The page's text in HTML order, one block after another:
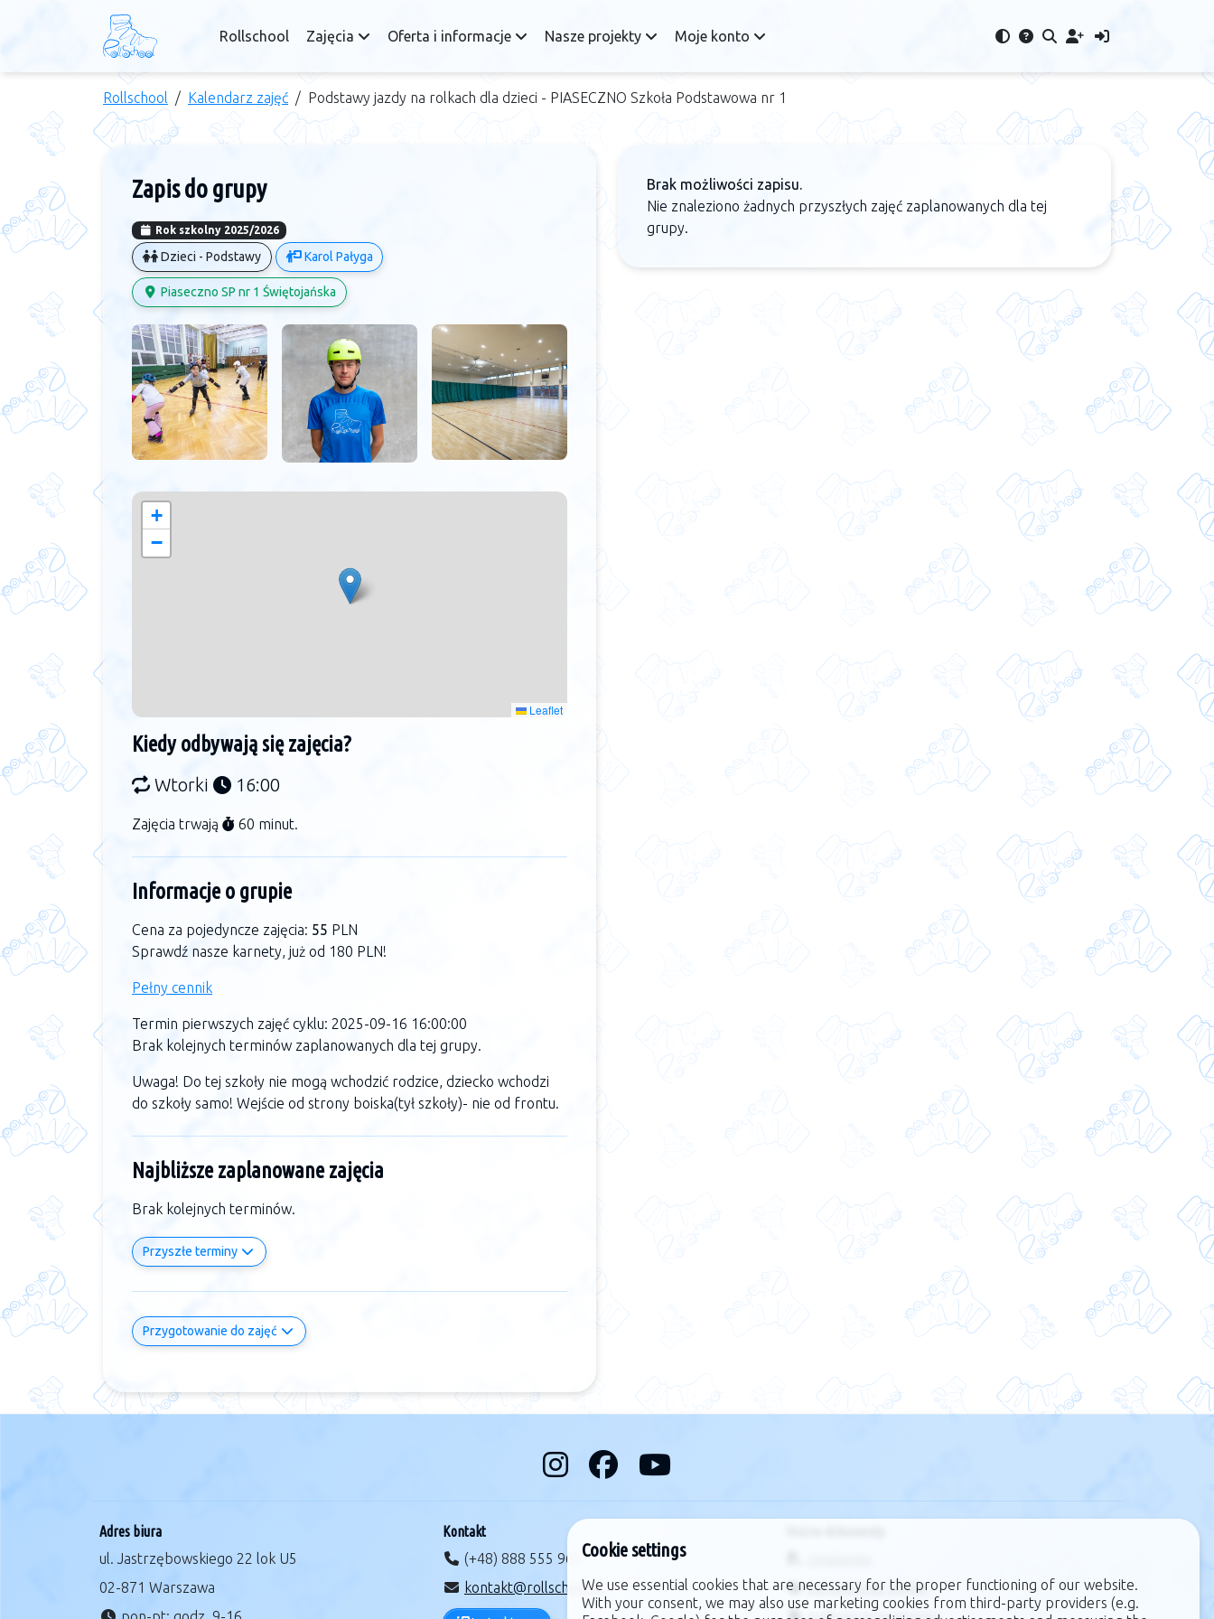
Rollschool Zajęcia Oferta i informacje Nasze projekty Moje konto
Rollschool Kalendarz zajęć Podstawy jazdy na rolkach dla dzieci - PIASECZNO Szkoła Podstawowa nr 1
Zapis do grupy
Rok szkolny 2025/2026
Dzieci - Podstawy Karol Pałyga
Piaseczno SP nr 1 Świętojańska
+
−
Leaflet
Kiedy odbywają się zajęcia?
Wtorki 16:00
Zajęcia trwają 60 minut.
Informacje o grupie
Cena za pojedyncze zajęcia: 55 PLN
Sprawdź nasze karnety, już od 180 PLN!
Pełny cennik
Termin pierwszych zajęć cyklu: 2025-09-16 16:00:00
Brak kolejnych terminów zaplanowanych dla tej grupy.
Uwaga! Do tej szkoły nie mogą wchodzić rodzice, dziecko wchodzi
do szkoły samo! Wejście od strony boiska(tył szkoły)- nie od frontu.
Najbliższe zaplanowane zajęcia
Brak kolejnych terminów.
Przyszłe terminy
Przygotowanie do zajęć
Brak możliwości zapisu.
Nie znaleziono żadnych przyszłych zajęć zaplanowanych dla tej
grupy.
Adres biura
ul. Jastrzębowskiego 22 lok U5
02-871 Warszawa
Kontakt
(+48) 888 555 965
kontakt@rollschool.pl
zarządzanie cookie
Cookie settings
We use essential cookies that are necessary for the proper functioning of our website.
With your consent, we may also use marketing cookies from third-party providers (e.g.